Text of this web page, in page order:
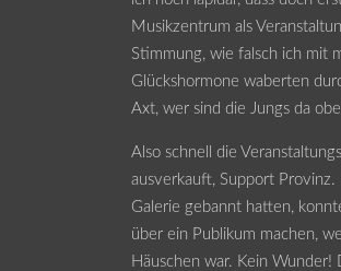
Musikzentrum als
Stimmung, wie falsch ich mit
Glückshormone waberten
Axt, wer sind die Jungs da
Also schnell die
ausverkauft, Support
Galerie gebannt hatten,
über ein Publikum machen,
Häuschen war. Kein